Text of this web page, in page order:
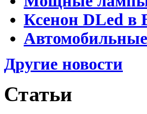
Ксенон DLed в
Другие новости
Статьи